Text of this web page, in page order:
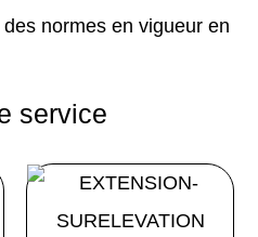
normes en vigueur en
service